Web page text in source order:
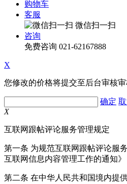
购物车
客服
微信扫一扫
咨询
免费咨询 021-62167888
X
您修改的价格将提交至后台审核
确定
X
互联网跟帖评论服务管理规定
第一条 为规范互联网跟帖评论服
互联网信息内容管理工作的通知》
第二条 在中华人民共和国境内提